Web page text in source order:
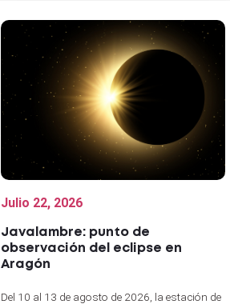
Julio 22, 2026
Javalambre: punto de
observación del eclipse en
Aragón
Del 10 al 13 de agosto de 2026, la estación de